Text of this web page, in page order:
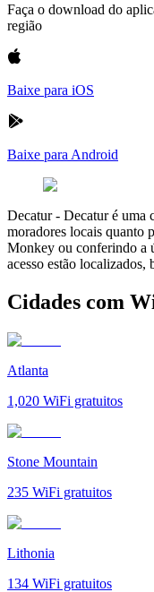
Faça o download do
região
Baixe para iOS
Baixe para Android
Decatur- Decatur é uma
moradores locais quanto
Monkey ou conferindo a
acesso estão
Cidades com
Atlanta
1,020 WiFi gratuitos
Stone Mountain
235 WiFi gratuitos
Lithonia
134 WiFi gratuitos